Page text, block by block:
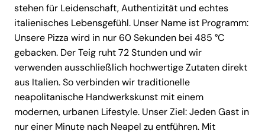
stehen für Leidenschaft, Authentizität und echtes
italienisches Lebensgefühl. Unser Name ist Programm:
Unsere Pizza wird in nur 60 Sekunden bei 485 °C
gebacken. Der Teig ruht 72 Stunden und wir
verwenden ausschließlich hochwertige Zutaten direkt
aus Italien. So verbinden wir traditionelle
neapolitanische Handwerkskunst mit einem
modernen, urbanen Lifestyle. Unser Ziel: Jeden Gast in
nur einer Minute nach Neapel zu entführen. Mit